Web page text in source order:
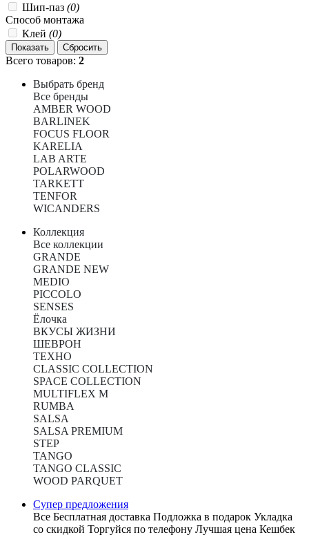
Шип-паз (0)
Способ монтажа
Клей (0)
Всего товаров: 2
Выбрать бренд
Все бренды
AMBER WOOD
BARLINEK
FOCUS FLOOR
KARELIA
LAB ARTE
POLARWOOD
TARKETT
TENFOR
WICANDERS
Коллекция
Все коллекции
GRANDE
GRANDE NEW
MEDIO
PICCOLO
SENSES
Ёлочка
ВКУСЫ ЖИЗНИ
ШЕВРОН
ТЕХНО
CLASSIC COLLECTION
SPACE COLLECTION
MULTIFLEX M
RUMBA
SALSA
SALSA PREMIUM
STEP
TANGO
TANGO CLASSIC
WOOD PARQUET
Супер предложения
Все Бесплатная доставка Подложка в подарок Укладка
со скидкой Торгуйся по телефону Лучшая цена Кешбек